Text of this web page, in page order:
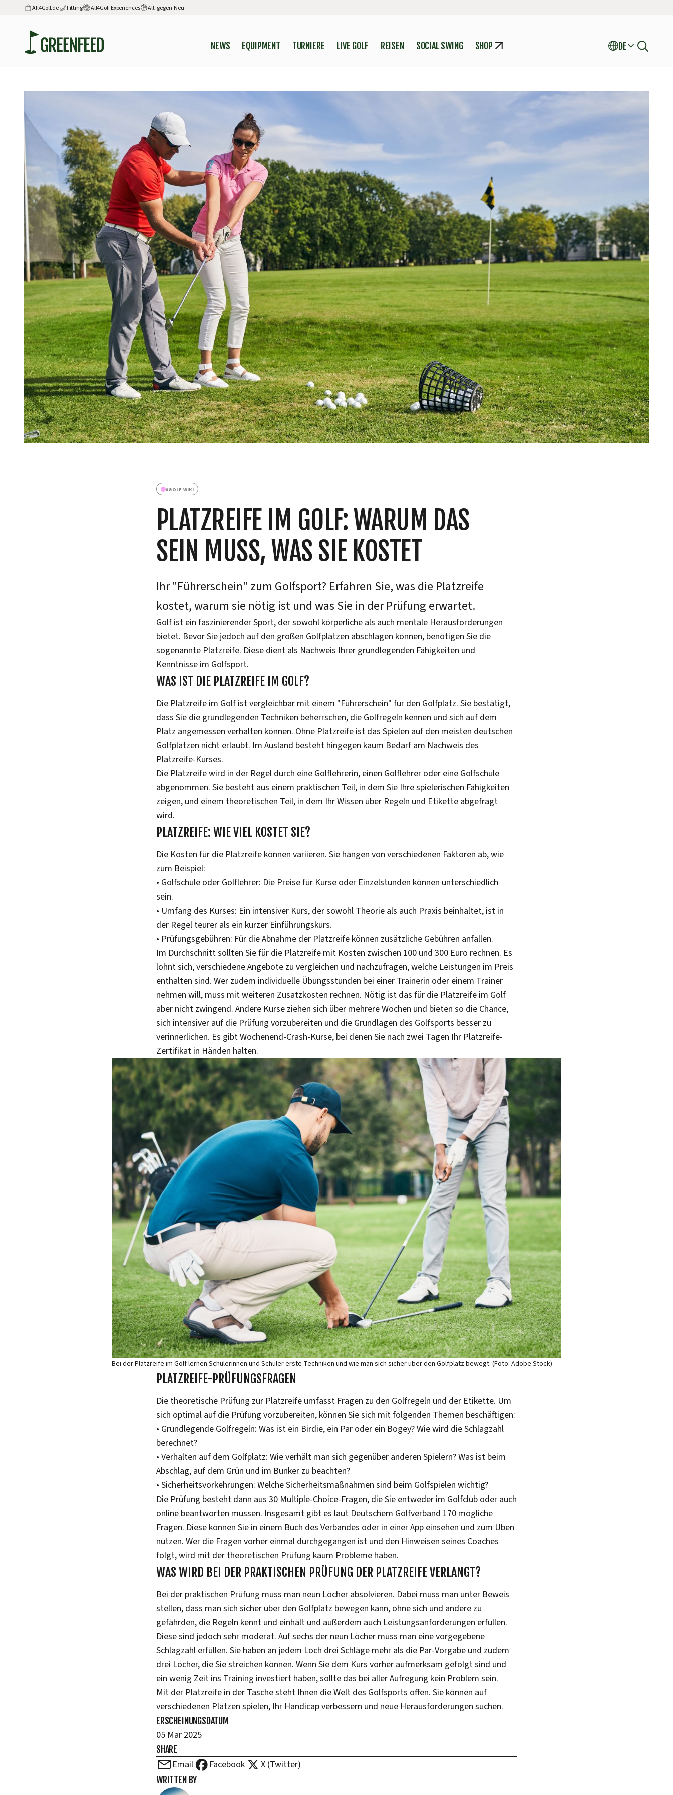
All4Golf.de Fitting All4Golf Experiences Alt-gegen-Neu
NEWS EQUIPMENT TURNIERE LIVE GOLF REISEN SOCIAL SWING SHOP DE
#GOLF WIKI
PLATZREIFE IM GOLF: WARUM DAS
SEIN MUSS, WAS SIE KOSTET
Ihr "Führerschein" zum Golfsport? Erfahren Sie, was die Platzreife
kostet, warum sie nötig ist und was Sie in der Prüfung erwartet.
Golf ist ein faszinierender Sport, der sowohl körperliche als auch mentale Herausforderungen
bietet. Bevor Sie jedoch auf den großen Golfplätzen abschlagen können, benötigen Sie die
sogenannte Platzreife. Diese dient als Nachweis Ihrer grundlegenden Fähigkeiten und
Kenntnisse im Golfsport.
WAS IST DIE PLATZREIFE IM GOLF?
Die Platzreife im Golf ist vergleichbar mit einem "Führerschein" für den Golfplatz. Sie bestätigt,
dass Sie die grundlegenden Techniken beherrschen, die Golfregeln kennen und sich auf dem
Platz angemessen verhalten können. Ohne Platzreife ist das Spielen auf den meisten deutschen
Golfplätzen nicht erlaubt. Im Ausland besteht hingegen kaum Bedarf am Nachweis des
Platzreife-Kurses.
Die Platzreife wird in der Regel durch eine Golflehrerin, einen Golflehrer oder eine Golfschule
abgenommen. Sie besteht aus einem praktischen Teil, in dem Sie Ihre spielerischen Fähigkeiten
zeigen, und einem theoretischen Teil, in dem Ihr Wissen über Regeln und Etikette abgefragt
wird.
PLATZREIFE: WIE VIEL KOSTET SIE?
Die Kosten für die Platzreife können variieren. Sie hängen von verschiedenen Faktoren ab, wie
zum Beispiel:
• Golfschule oder Golflehrer: Die Preise für Kurse oder Einzelstunden können unterschiedlich
sein.
• Umfang des Kurses: Ein intensiver Kurs, der sowohl Theorie als auch Praxis beinhaltet, ist in
der Regel teurer als ein kurzer Einführungskurs.
• Prüfungsgebühren: Für die Abnahme der Platzreife können zusätzliche Gebühren anfallen.
Im Durchschnitt sollten Sie für die Platzreife mit Kosten zwischen 100 und 300 Euro rechnen. Es
lohnt sich, verschiedene Angebote zu vergleichen und nachzufragen, welche Leistungen im Preis
enthalten sind. Wer zudem individuelle Übungsstunden bei einer Trainerin oder einem Trainer
nehmen will, muss mit weiteren Zusatzkosten rechnen. Nötig ist das für die Platzreife im Golf
aber nicht zwingend. Andere Kurse ziehen sich über mehrere Wochen und bieten so die Chance,
sich intensiver auf die Prüfung vorzubereiten und die Grundlagen des Golfsports besser zu
verinnerlichen. Es gibt Wochenend-Crash-Kurse, bei denen Sie nach zwei Tagen Ihr Platzreife-
Zertifikat in Händen halten.
Bei der Platzreife im Golf lernen Schülerinnen und Schüler erste Techniken und wie man sich sicher über den Golfplatz bewegt. (Foto: Adobe Stock)
PLATZREIFE-PRÜFUNGSFRAGEN
Die theoretische Prüfung zur Platzreife umfasst Fragen zu den Golfregeln und der Etikette. Um
sich optimal auf die Prüfung vorzubereiten, können Sie sich mit folgenden Themen beschäftigen:
• Grundlegende Golfregeln: Was ist ein Birdie, ein Par oder ein Bogey? Wie wird die Schlagzahl
berechnet?
• Verhalten auf dem Golfplatz: Wie verhält man sich gegenüber anderen Spielern? Was ist beim
Abschlag, auf dem Grün und im Bunker zu beachten?
• Sicherheitsvorkehrungen: Welche Sicherheitsmaßnahmen sind beim Golfspielen wichtig?
Die Prüfung besteht dann aus 30 Multiple-Choice-Fragen, die Sie entweder im Golfclub oder auch
online beantworten müssen. Insgesamt gibt es laut Deutschem Golfverband 170 mögliche
Fragen. Diese können Sie in einem Buch des Verbandes oder in einer App einsehen und zum Üben
nutzen. Wer die Fragen vorher einmal durchgegangen ist und den Hinweisen seines Coaches
folgt, wird mit der theoretischen Prüfung kaum Probleme haben.
WAS WIRD BEI DER PRAKTISCHEN PRÜFUNG DER PLATZREIFE VERLANGT?
Bei der praktischen Prüfung muss man neun Löcher absolvieren. Dabei muss man unter Beweis
stellen, dass man sich sicher über den Golfplatz bewegen kann, ohne sich und andere zu
gefährden, die Regeln kennt und einhält und außerdem auch Leistungsanforderungen erfüllen.
Diese sind jedoch sehr moderat. Auf sechs der neun Löcher muss man eine vorgegebene
Schlagzahl erfüllen. Sie haben an jedem Loch drei Schläge mehr als die Par-Vorgabe und zudem
drei Löcher, die Sie streichen können. Wenn Sie dem Kurs vorher aufmerksam gefolgt sind und
ein wenig Zeit ins Training investiert haben, sollte das bei aller Aufregung kein Problem sein.
Mit der Platzreife in der Tasche steht Ihnen die Welt des Golfsports offen. Sie können auf
verschiedenen Plätzen spielen, Ihr Handicap verbessern und neue Herausforderungen suchen.
ERSCHEINUNGSDATUM
05 Mar 2025
SHARE
Email Facebook X (Twitter)
WRITTEN BY